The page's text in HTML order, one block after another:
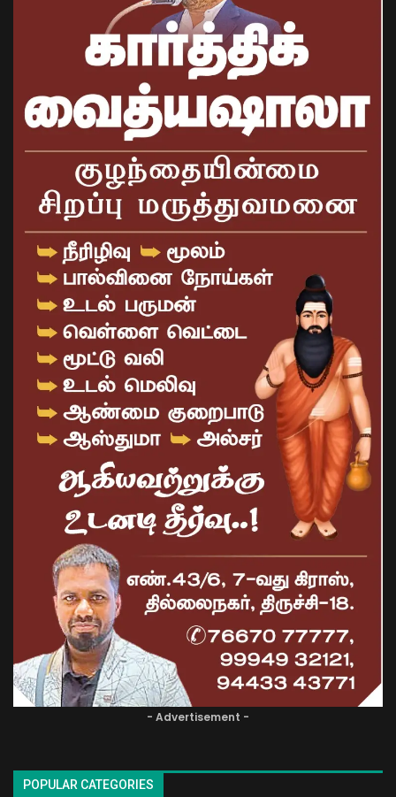
- Advertisement -
POPULAR CATEGORIES